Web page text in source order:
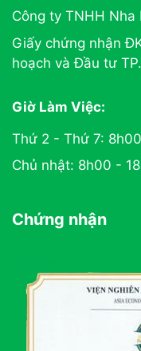
Công ty TNHH Nha
Giấy chứng nhận
hoạch và Đầu tư
Giờ Làm Việc:
Thứ 2 - Thứ 7:
Chủ nhật: 8h00 -
Chứng nhận